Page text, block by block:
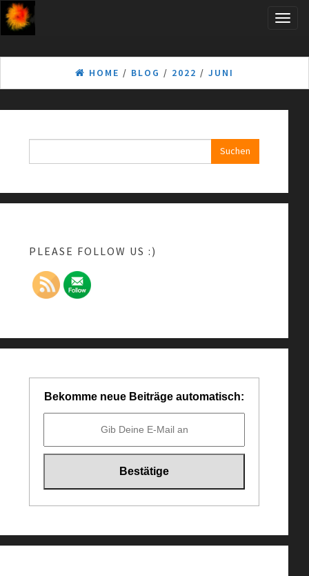
Skip
to
content
Toggle
HOME / BLOG / 2022 / JUNI
nach:
PLEASE FOLLOW US :)
Bekomme neue Beiträge automatisch: